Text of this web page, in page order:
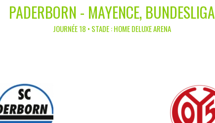
PADERBORN - MAYENCE, BUNDESLIGA
JOURNÉE 18 • STADE : HOME DELUXE ARENA